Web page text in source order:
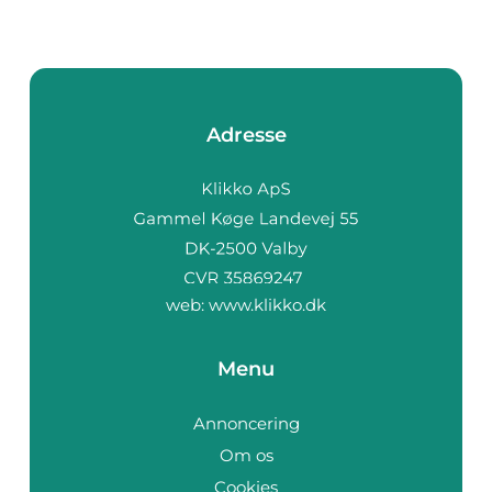
Adresse
web: www.klikko.dk
Menu
Annoncering
Om os
Cookies